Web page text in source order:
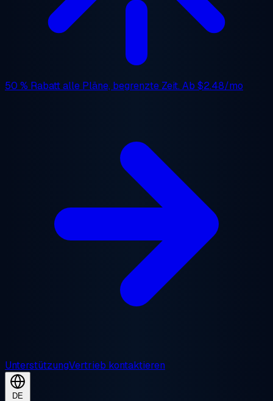
50 % Rabattalle Pläne, begrenzte Zeit. Ab $2.48/mo
UnterstützungVertrieb kontaktieren
DE